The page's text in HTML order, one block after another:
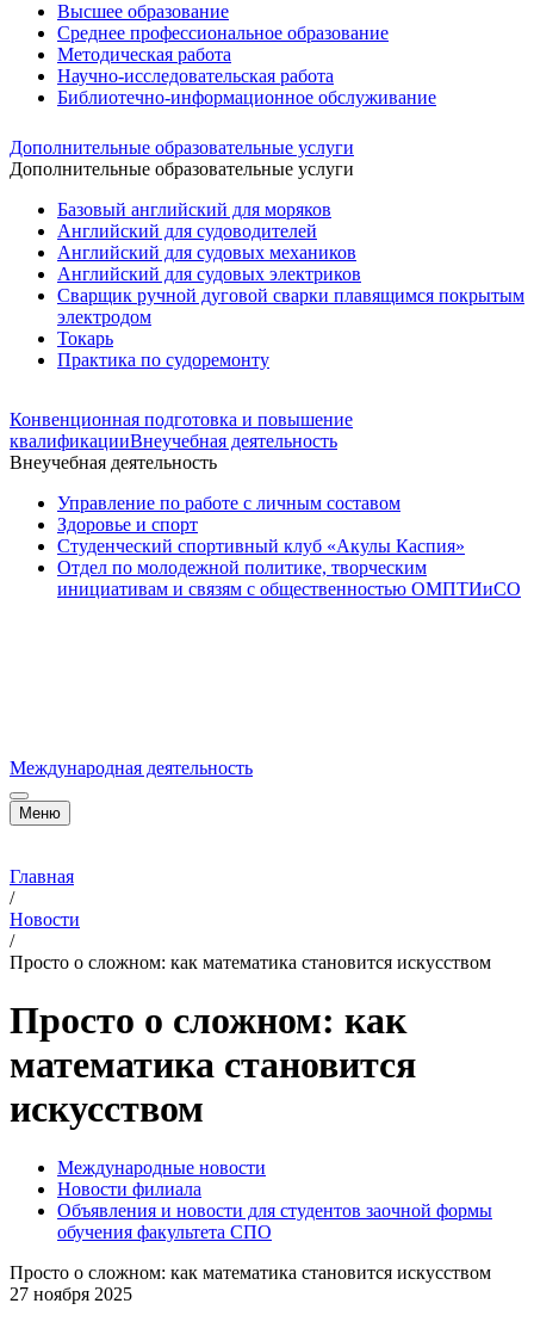
Высшее образование
Среднее профессиональное образование
Методическая работа
Научно-исследовательская работа
Библиотечно-информационное обслуживание
Дополнительные образовательные услуги
Дополнительные образовательные услуги
Базовый английский для моряков
Английский для судоводителей
Английский для судовых механиков
Английский для судовых электриков
Cварщик ручной дуговой сварки плавящимся покрытым
электродом
Токарь
Практика по судоремонту
Конвенционная подготовка и повышение
квалификацииВнеучебная деятельность
Внеучебная деятельность
Управление по работе с личным составом
Здоровье и спорт
Студенческий спортивный клуб «Акулы Каспия»
Отдел по молодежной политике, творческим
инициативам и связям с общественностью ОМПТИиСО
Международная деятельность
Меню
Главная
/
Новости
/
Просто о сложном: как математика становится искусством
Просто о сложном: как
математика становится
искусством
Международные новости
Новости филиала
Объявления и новости для студентов заочной формы
обучения факультета СПО
Просто о сложном: как математика становится искусством
27 ноября 2025